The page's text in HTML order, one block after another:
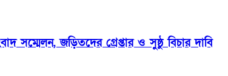
সম্মেলন, জড়িতদের গ্রেপ্তার ও সুষ্ঠু বিচার দাবি